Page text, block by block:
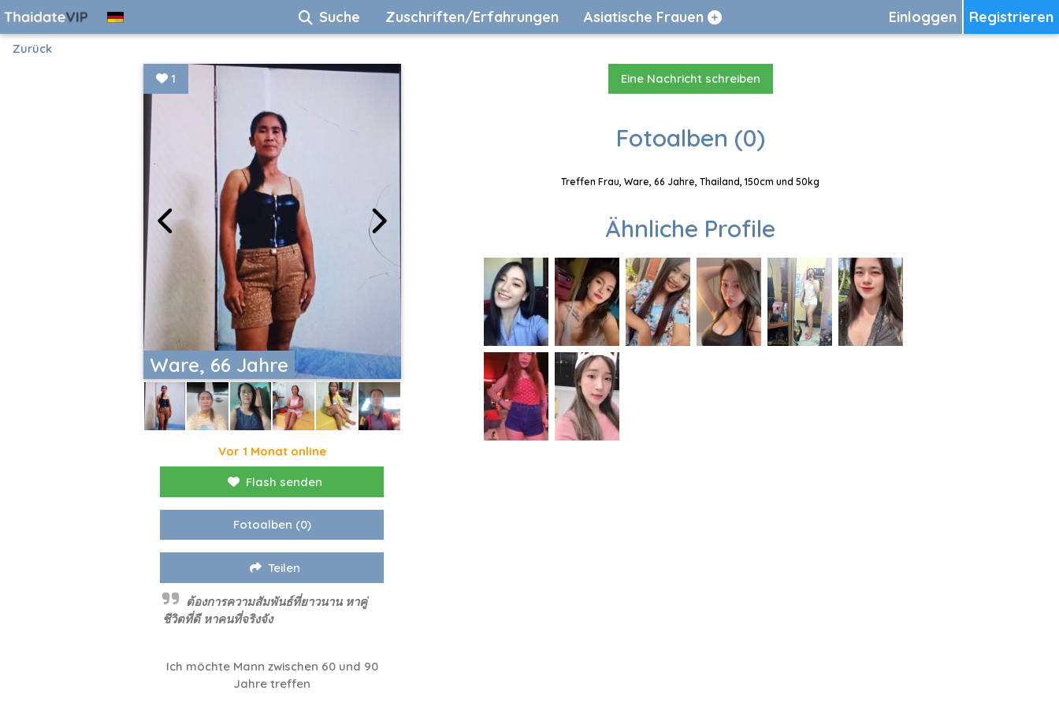
Registrieren
Einloggen
Suche Zuschriften/Erfahrungen Asiatische Frauen
Zurück
Ware, 66 Jahre
1
Vor 1 Monat online
Flash senden
Fotoalben (0)
Teilen
ต้องการความสัมพันธ์ที่ยาวนาน หาคู่
ชีวิตที่ดี หาคนที่จริงจัง
Ich möchte Mann zwischen 60 und 90
Jahre treffen
Eine Nachricht schreiben
Fotoalben (0)
Treffen Frau, Ware, 66 Jahre, Thailand, 150cm und 50kg
Ähnliche Profile